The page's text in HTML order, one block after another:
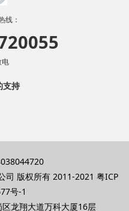
线：
电
支持
司 版权所有 2011-2021 粤ICP
号-1
龙翔大道万科大厦16层